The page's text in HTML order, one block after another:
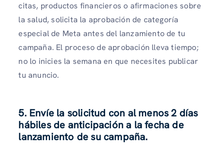
citas, productos financieros o afirmaciones sobre
la salud, solicita la aprobación de categoría
especial de Meta antes del lanzamiento de tu
campaña. El proceso de aprobación lleva tiempo;
no lo inicies la semana en que necesites publicar
tu anuncio.
5. Envíe la solicitud con al menos 2 días
hábiles de anticipación a la fecha de
lanzamiento de su campaña.